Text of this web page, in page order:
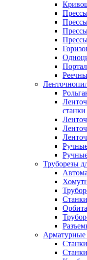
станки
Труборезы
Арматурные